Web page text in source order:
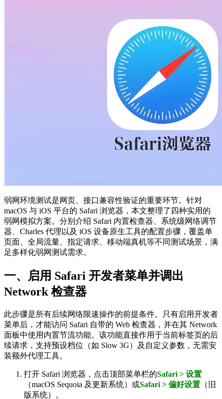
弱网环境测试是网页、接口兼容性验证的重要环节。针对
macOS 与 iOS 平台的 Safari 浏览器，本文整理了四种实用的
弱网模拟方案。分别介绍 Safari 内置检查器、系统级网络调节
器、Charles 代理以及 iOS 设备原生工具的配置步骤，覆盖单
页面、全局流量、指定请求、移动端真机等不同测试场景，满
足多样化弱网测试需求。
一、启用 Safari 开发者菜单并调出
Network 检查器
此步骤是所有后续网络限速操作的前提条件。只有启用开发者
菜单后，才能访问 Safari 自带的 Web 检查器，并在其 Network
面板中使用内置节流功能。该功能直接作用于当前标签页的后
续请求，支持预设档位（如 Slow 3G）及自定义参数，无需安
装额外代理工具。
打开 Safari 浏览器，点击顶部菜单栏的Safari > 设置
（macOS Sequoia 及更新系统）或Safari > 偏好设置 （旧
版系统）。